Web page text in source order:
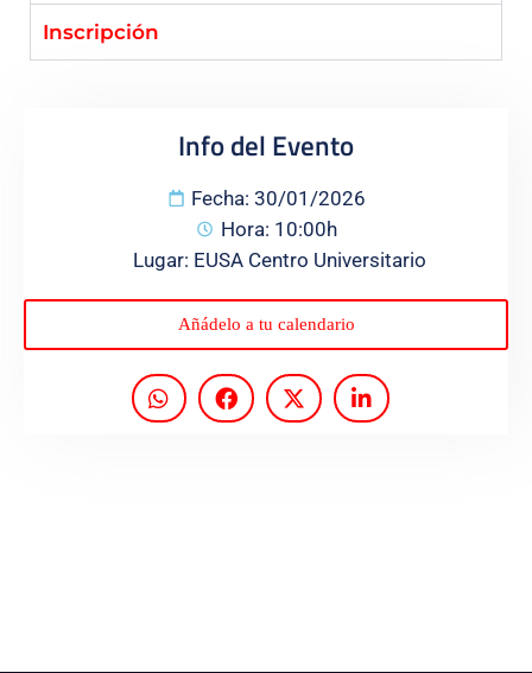
Programas
Inscripción
Info del Evento
Fecha: 30/01/2026
Hora: 10:00h
Lugar: EUSA Centro Universitario
Añádelo a tu calendario